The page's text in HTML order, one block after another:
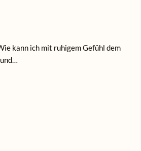
kann ich mit ruhigem Gefühl dem